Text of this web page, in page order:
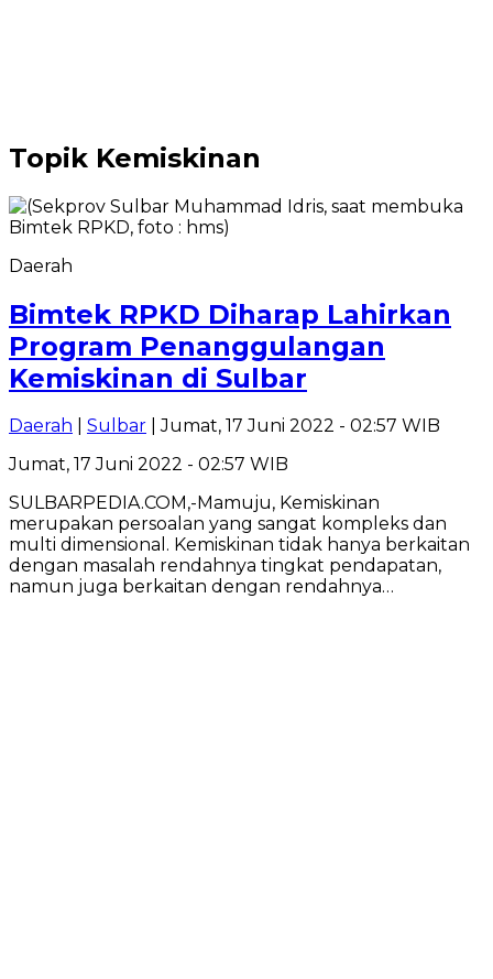
Topik Kemiskinan
Daerah
Bimtek RPKD Diharap Lahirkan
Program Penanggulangan
Kemiskinan di Sulbar
Daerah Sulbar | Jumat, 17 Juni 2022 - 02:57 WIB
Jumat, 17 Juni 2022 - 02:57 WIB
SULBARPEDIA.COM,-Mamuju, Kemiskinan
merupakan persoalan yang sangat kompleks dan
multi dimensional. Kemiskinan tidak hanya berkaitan
dengan masalah rendahnya tingkat pendapatan,
namun juga berkaitan dengan rendahnya…